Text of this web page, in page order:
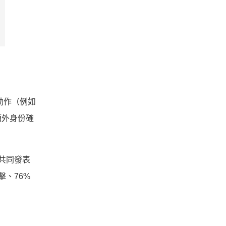
作（例如
身份確
同發表
、76%